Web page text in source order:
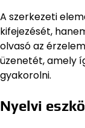
A szerkezeti
kifejezését,
olvasó az
üzenetét, amely
gyakorolni.
Nyelvi